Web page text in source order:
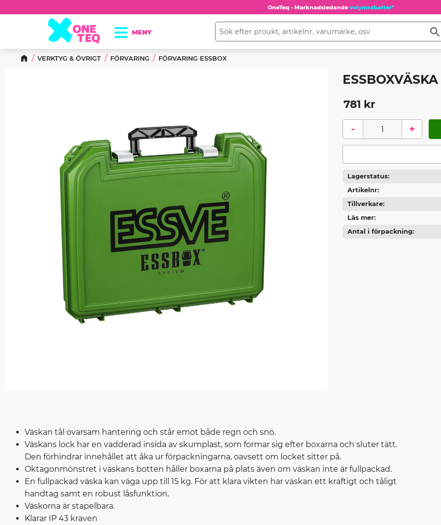
OneTeq - Marknadsledande volymrabatter*
VERKTYG & ÖVRIGT FÖRVARING FÖRVARING ESSBOX
781 kr
+
-
Lagerstatus
Artikelnr
Tillverkare
Läs mer
Antal i förpackning
Väskan tål ovarsam hantering och står emot både regn och snö.
Väskans lock har en vadderad insida av skumplast, som formar sig efter boxarna och sluter tätt.
Den förhindrar innehållet att åka ur förpackningarna, oavsett om locket sitter på.
Oktagonmönstret i väskans botten håller boxarna på plats även om väskan inte är fullpackad.
En fullpackad väska kan väga upp till 15 kg. För att klara vikten har väskan ett kraftigt och tåligt
handtag samt en robust låsfunktion.
Väskorna är stapelbara.
Klarar IP 43 kraven